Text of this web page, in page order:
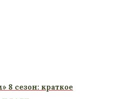
8 сезон: краткое